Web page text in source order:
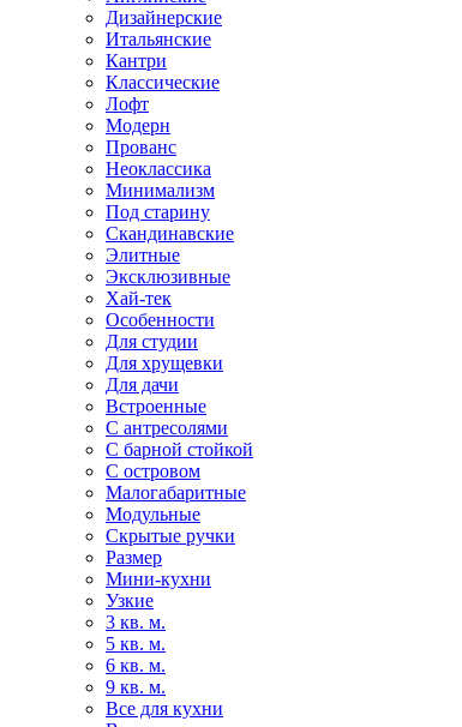
Дизайнерские
Итальянские
Кантри
Классические
Лофт
Модерн
Прованс
Неоклассика
Минимализм
Под старину
Скандинавские
Элитные
Эксклюзивные
Хай-тек
Особенности
Для студии
Для хрущевки
Для дачи
Встроенные
С антресолями
С барной стойкой
С островом
Малогабаритные
Модульные
Скрытые ручки
Размер
Мини-кухни
Узкие
3 кв. м.
5 кв. м.
6 кв. м.
9 кв. м.
Все для кухни